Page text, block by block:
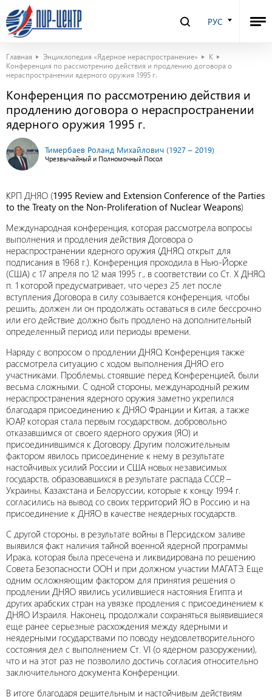
РУС
Главная Энциклопедия «Ядерное нераспространение»
К
Конференция по рассмотрению действия и продлению договора о
нераспространении ядерного оружия 1995 г.
Конференция по рассмотрению действия и
продлению договора о нераспространении
ядерного оружия 1995 г.
Тимербаев Роланд Михайлович (1927 – 2019)
Чрезвычайный и Полномочный Посол
КРП ДНЯО (1995 Review and Extension Conference of the Parties
to the Treaty on the Non-Proliferation of Nuclear Weapons)
Международная конференция, которая рассмотрела вопросы
выполнения и продления действия Договора о
нераспространении ядерного оружия (ДНЯО, открыт для
подписания в 1968 г.). Конференция проходила в Нью-Йорке
(США) с 17 апреля по 12 мая 1995 г., в соответствии со Ст. X ДНЯО,
п. 1 которой предусматривает, что через 25 лет после
вступления Договора в силу созывается конференция, чтобы
решить, должен ли он продолжать оставаться в силе бессрочно
или его действие должно быть продлено на дополнительный
определенный период или периоды времени.
Наряду с вопросом о продлении ДНЯО, Конференция также
рассмотрела ситуацию с ходом выполнения ДНЯО его
участниками. Проблемы, стоявшие перед Конференцией, были
весьма сложными. С одной стороны, международный режим
нераспространения ядерного оружия заметно укрепился
благодаря присоединению к ДНЯО Франции и Китая, а также
ЮАР, которая стала первым государством, добровольно
отказавшимся от своего ядерного оружия (ЯО) и
присоединившимся к Договору. Другим положительным
фактором явилось присоединение к нему в результате
настойчивых усилий России и США новых независимых
государств, образовавшихся в результате распада СССР, –
Украины, Казахстана и Белоруссии, которые к концу 1994 г.
согласились на вывод со своих территорий ЯО в Россию и на
присоединение к ДНЯО в качестве неядерных государств.
С другой стороны, в результате войны в Персидском заливе
выявился факт наличия тайной военной ядерной программы
Ирака, которая была пресечена и ликвидирована по решению
Совета Безопасности ООН и при должном участии МАГАТЭ. Еще
одним осложняющим фактором для принятия решения о
продлении ДНЯО явились усилившиеся настояния Египта и
других арабских стран на увязке продления с присоединением к
ДНЯО Израиля. Наконец, продолжали сохраняться выявившиеся
еще ранее серьезные расхождения между ядерными и
неядерными государствами по поводу неудовлетворительного
состояния дел с выполнением Ст. VI (о ядерном разоружении),
что и на этот раз не позволило достичь согласия относительно
заключительного документа Конференции.
В итоге благодаря решительным и настойчивым действиям